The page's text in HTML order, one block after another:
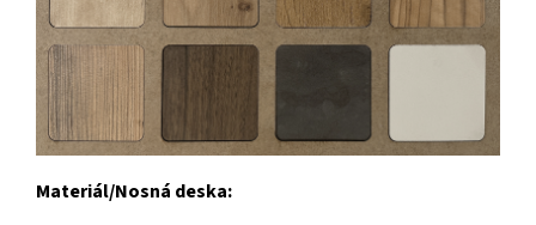
Materiál/Nosná deska: